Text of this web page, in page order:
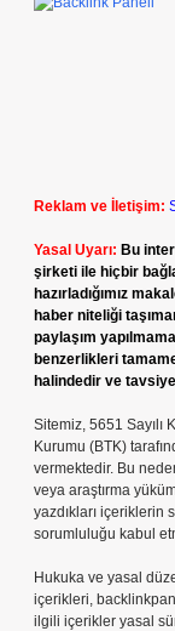
Reklam ve İletişim:
Yasal Uyarı: Bu
şirketi ile hiçbir
hazırladığımız
haber niteliği
paylaşım
benzerlikleri
halindedir ve
Sitemiz, 5651
Kurumu (BTK)
vermektedir. Bu
veya araştırma
yazdıkları içeriklerin
sorumluluğu kabul
Hukuka ve yasal
içerikleri,
ilgili içerikler yasal